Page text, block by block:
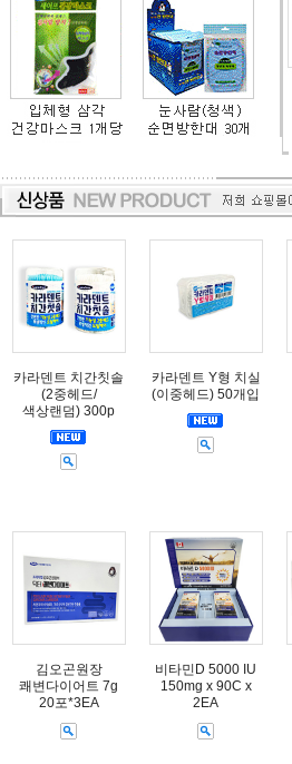
카라덴트 치간칫솔
(2중헤드/
색상랜덤) 300p
카라덴트 Y형 치실
(이중헤드) 50개입
김오곤원장
쾌변다이어트 7g
20포*3EA
비타민D 5000 IU
150mg x 90C x
2EA